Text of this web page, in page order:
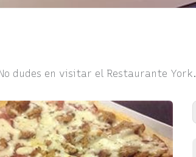
dudes en visitar el Restaurante York.